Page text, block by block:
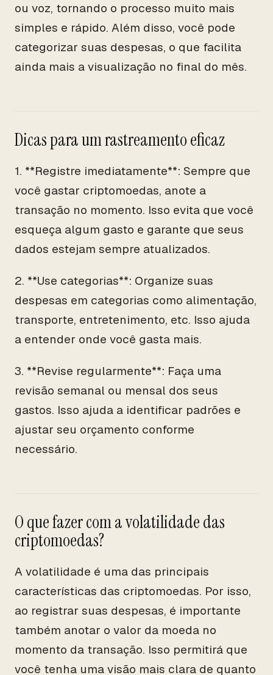
ou voz, tornando o processo muito mais
simples e rápido. Além disso, você pode
categorizar suas despesas, o que facilita
ainda mais a visualização no final do mês.
Dicas para um rastreamento eficaz
1. **Registre imediatamente**: Sempre que
você gastar criptomoedas, anote a
transação no momento. Isso evita que você
esqueça algum gasto e garante que seus
dados estejam sempre atualizados.
2. **Use categorias**: Organize suas
despesas em categorias como alimentação,
transporte, entretenimento, etc. Isso ajuda
a entender onde você gasta mais.
3. **Revise regularmente**: Faça uma
revisão semanal ou mensal dos seus
gastos. Isso ajuda a identificar padrões e
ajustar seu orçamento conforme
necessário.
O que fazer com a volatilidade das
criptomoedas?
A volatilidade é uma das principais
características das criptomoedas. Por isso,
ao registrar suas despesas, é importante
também anotar o valor da moeda no
momento da transação. Isso permitirá que
você tenha uma visão mais clara de quanto